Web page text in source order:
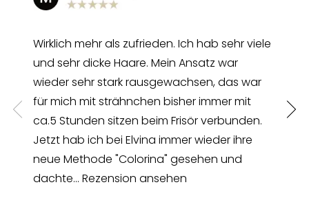
Wirklich mehr als zufrieden. Ich hab sehr viele
und sehr dicke Haare. Mein Ansatz war
wieder sehr stark rausgewachsen, das war
für mich mit strähnchen bisher immer mit
ca.5 Stunden sitzen beim Frisör verbunden.
Jetzt hab ich bei Elvina immer wieder ihre
neue Methode "Colorina" gesehen und
dachte... Rezension ansehen